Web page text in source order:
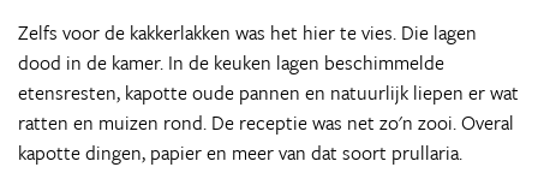
Zelfs voor de kakkerlakken was het hier te vies. Die lagen
dood in de kamer. In de keuken lagen beschimmelde
etensresten, kapotte oude pannen en natuurlijk liepen er wat
ratten en muizen rond. De receptie was net zo'n zooi. Overal
kapotte dingen, papier en meer van dat soort prullaria.